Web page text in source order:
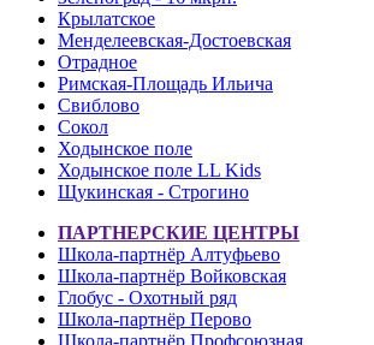
Крылатское
Менделеевская-Достоевская
Отрадное
Римская-Площадь Ильича
Свиблово
Сокол
Ходынское поле
Ходынское поле LL Kids
Щукинская - Строгино
ПАРТНЕРСКИЕ ЦЕНТРЫ
Школа-партнёр Алтуфьево
Школа-партнёр Войковская
Глобус - Охотный ряд
Школа-партнёр Перово
Школа-партнёр Профсоюзная